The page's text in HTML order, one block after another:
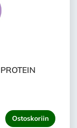
Ostoskoriin